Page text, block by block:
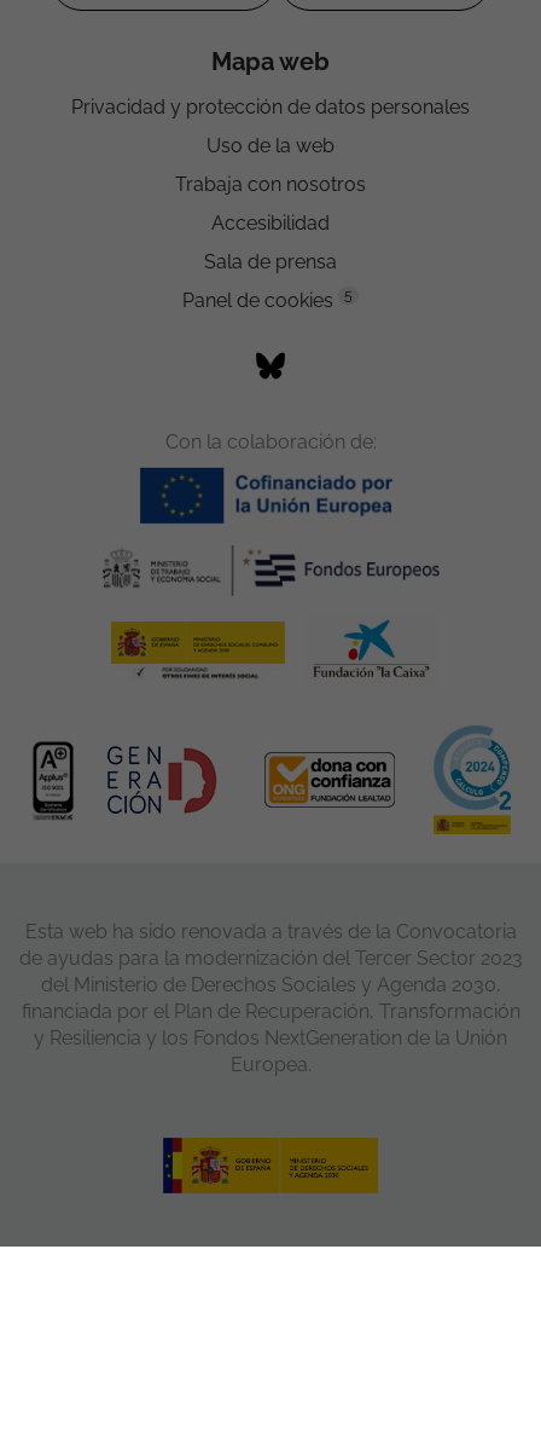
Mapa web
Privacidad y protección de datos personales
Uso de la web
Trabaja con nosotros
Accesibilidad
Sala de prensa
Panel de cookies
5
Con la colaboración de:
Esta web ha sido renovada a través de la Convocatoria
de ayudas para la modernización del Tercer Sector 2023
del Ministerio de Derechos Sociales y Agenda 2030,
financiada por el Plan de Recuperación, Transformación
y Resiliencia y los Fondos NextGeneration de la Unión
Europea.